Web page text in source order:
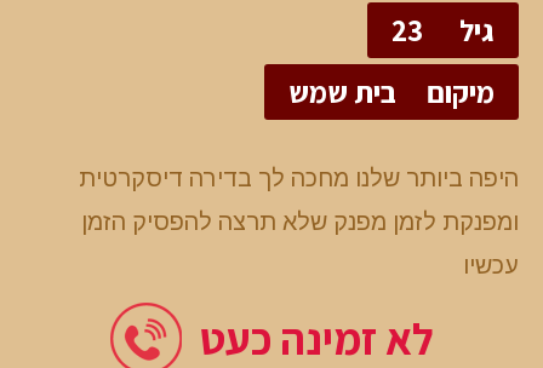
גיל
23
מיקום
בית שמש
היפה ביותר שלנו מחכה לך בדירה דיסקרטית
ומפנקת לזמן מפנק שלא תרצה להפסיק הזמן
עכשיו
לא זמינה כעט